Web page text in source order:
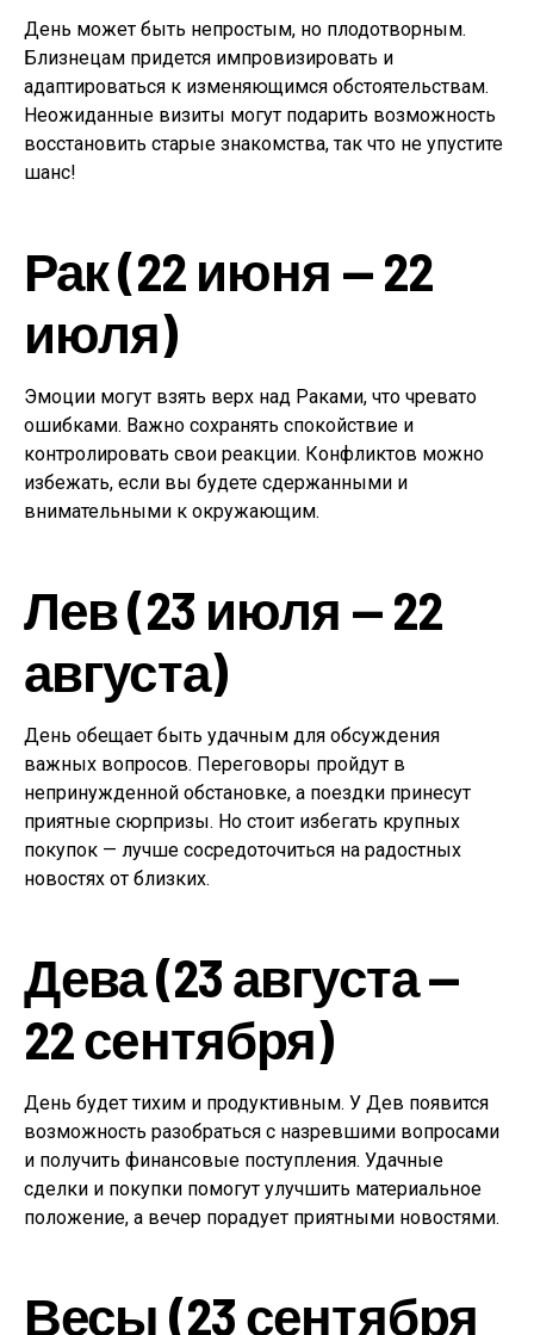
День может быть непростым, но плодотворным.
Близнецам придется импровизировать и
адаптироваться к изменяющимся обстоятельствам.
Неожиданные визиты могут подарить возможность
восстановить старые знакомства, так что не упустите
шанс!
Рак (22 июня — 22
июля)
Эмоции могут взять верх над Раками, что чревато
ошибками. Важно сохранять спокойствие и
контролировать свои реакции. Конфликтов можно
избежать, если вы будете сдержанными и
внимательными к окружающим.
Лев (23 июля — 22
августа)
День обещает быть удачным для обсуждения
важных вопросов. Переговоры пройдут в
непринужденной обстановке, а поездки принесут
приятные сюрпризы. Но стоит избегать крупных
покупок — лучше сосредоточиться на радостных
новостях от близких.
Дева (23 августа —
22 сентября)
День будет тихим и продуктивным. У Дев появится
возможность разобраться с назревшими вопросами
и получить финансовые поступления. Удачные
сделки и покупки помогут улучшить материальное
положение, а вечер порадует приятными новостями.
Весы (23 сентября